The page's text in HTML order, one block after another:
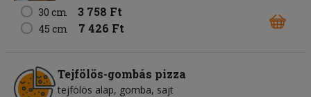
30 cm 3 758 Ft
45 cm 7 426 Ft
Tejfölös-gombás pizza
tejfölös alap gomba sajt